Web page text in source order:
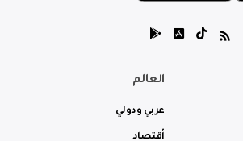
العالم
عربي ودولي
أقتصاد